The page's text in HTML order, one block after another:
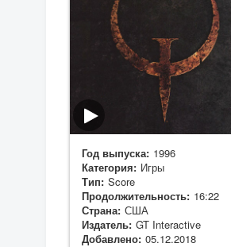
Год выпуска: 1996
Категория: Игры
Тип: Score
Продолжительность: 16:22
Страна: США
Издатель: GT Interactive
Добавлено: 05.12.2018